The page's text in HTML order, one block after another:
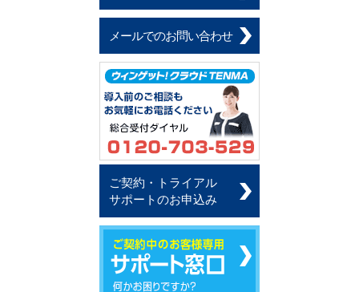
メールでのお問い合わせ
ご契約・トライアル
サポートのお申込み